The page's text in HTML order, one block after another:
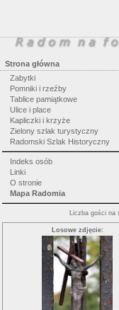
Strona główna
Zabytki
Pomniki i rzeźby
Tablice pamiątkowe
Ulice i place
Kapliczki i krzyże
Zielony szlak turystyczny
Radomski Szlak Historyczny
Indeks osób
Linki
O stronie
Mapa Radomia
Liczba gości na
Losowe zdjęcie: